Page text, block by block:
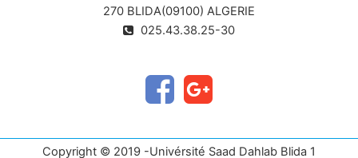
270 BLIDA(09100) ALGERIE
025.43.38.25-30
Copyright © 2019 -Univérsité Saad Dahlab Blida 1